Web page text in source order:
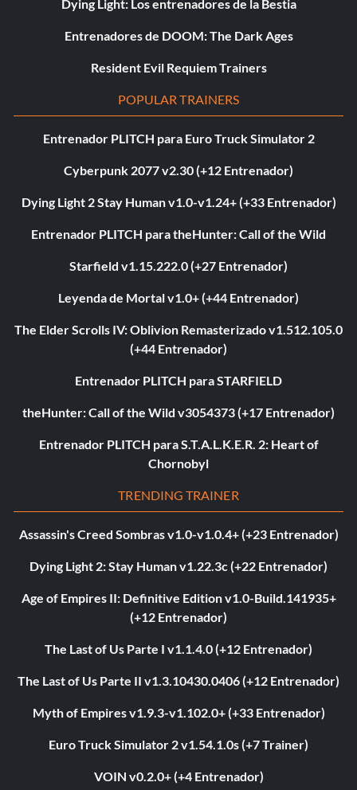
Dying Light: Los entrenadores de la Bestia
Entrenadores de DOOM: The Dark Ages
Resident Evil Requiem Trainers
POPULAR TRAINERS
Entrenador PLITCH para Euro Truck Simulator 2
Cyberpunk 2077 v2.30 (+12 Entrenador)
Dying Light 2 Stay Human v1.0-v1.24+ (+33 Entrenador)
Entrenador PLITCH para theHunter: Call of the Wild
Starfield v1.15.222.0 (+27 Entrenador)
Leyenda de Mortal v1.0+ (+44 Entrenador)
The Elder Scrolls IV: Oblivion Remasterizado v1.512.105.0
(+44 Entrenador)
Entrenador PLITCH para STARFIELD
theHunter: Call of the Wild v3054373 (+17 Entrenador)
Entrenador PLITCH para S.T.A.L.K.E.R. 2: Heart of
Chornobyl
TRENDING TRAINER
Assassin's Creed Sombras v1.0-v1.0.4+ (+23 Entrenador)
Dying Light 2: Stay Human v1.22.3c (+22 Entrenador)
Age of Empires II: Definitive Edition v1.0-Build.141935+
(+12 Entrenador)
The Last of Us Parte I v1.1.4.0 (+12 Entrenador)
The Last of Us Parte II v1.3.10430.0406 (+12 Entrenador)
Myth of Empires v1.9.3-v1.102.0+ (+33 Entrenador)
Euro Truck Simulator 2 v1.54.1.0s (+7 Trainer)
VOIN v0.2.0+ (+4 Entrenador)